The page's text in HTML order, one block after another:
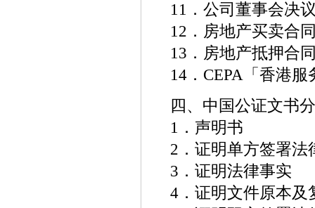
11．公司董事会决
12．房地产买卖合
13．房地产抵押合
14．CEPA「香港服
四、中国公证文书
1．声明书
2．证明单方签署法
3．证明法律事实
4．证明文件原本及